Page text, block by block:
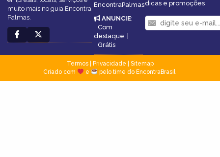
muito mais no guia Encontra
Palmas.
EncontraPalmas
ANUNCIE:
Com
destaque
Grátis
dicas e promoções
Termos| Privacidade
Sitemap
Criado com
e pelo time do EncontraBrasil